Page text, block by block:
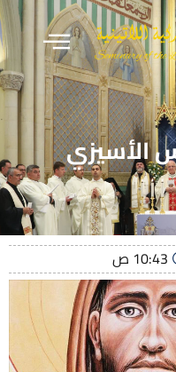
الأسيزي
10:43 ص